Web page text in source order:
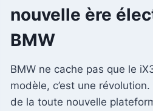
nouvelle ère
BMW
BMW ne cache pas que le
modèle, c’est une
de la toute nouvelle